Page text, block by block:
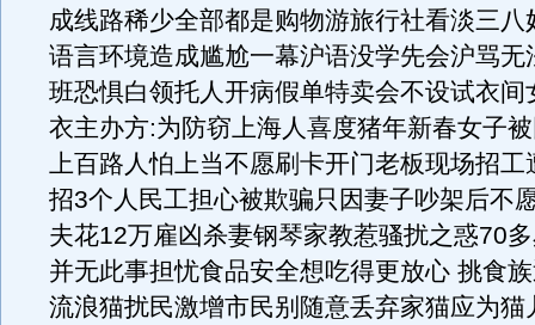
成线路稀少全部都是购物游旅行社看淡三八
语言环境造成尴尬一幕沪语没学先会沪骂无
班恐惧白领托人开病假单特卖会不设试衣间
衣主办方:为防窃上海人喜度猪年新春女子
上百路人怕上当不愿刷卡开门老板现场招工
招3个人民工担心被欺骗只因妻子吵架后不
夫花12万雇凶杀妻钢琴家教惹骚扰之惑70
并无此事担忧食品安全想吃得更放心 挑食
流浪猫扰民激增市民别随意丢弃家猫应为猫